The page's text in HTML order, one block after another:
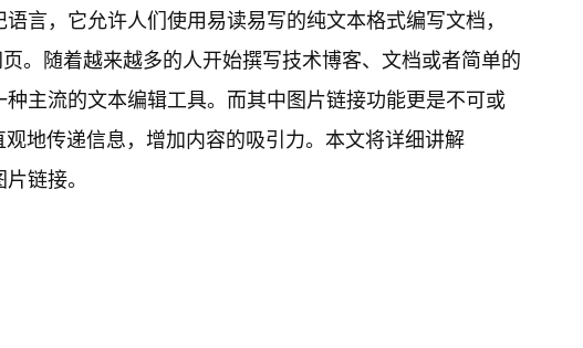
言，它允许人们使用易读易写的纯文本格式编写文档，
。随着越来越多的人开始撰写技术博客、文档或者简单的
主流的文本编辑工具。而其中图片链接功能更是不可或
地传递信息，增加内容的吸引力。本文将详细讲解
链接。